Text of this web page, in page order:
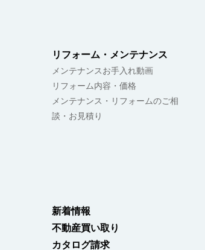
リフォーム・メンテナンス
メンテナンスお手入れ動画
リフォーム内容・価格
メンテナンス・リフォームのご相
談・お見積り
新着情報
不動産買い取り
カタログ請求